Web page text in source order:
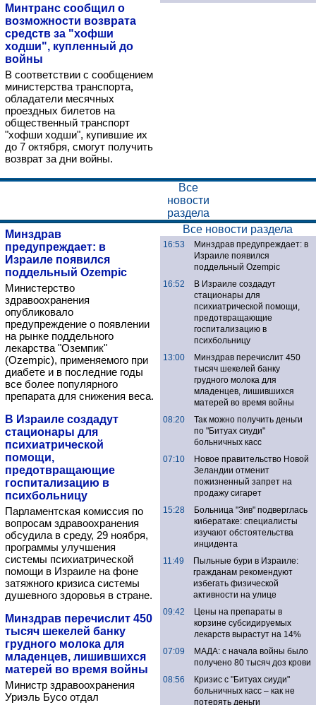
Минтранс сообщил о
возможности возврата
средств за "хофши
ходши", купленный до
войны
В соответствии с сообщением
министерства транспорта,
обладатели месячных
проездных билетов на
общественный транспорт
"хофши ходши", купившие их
до 7 октября, смогут получить
возврат за дни войны.
Все
новости
раздела
Минздрав
предупреждает: в
Израиле появился
поддельный Ozempic
Министерство
здравоохранения
опубликовало
предупреждение о появлении
на рынке поддельного
лекарства "Оземпик"
(Ozempic), применяемого при
диабете и в последние годы
все более популярного
препарата для снижения веса.
В Израиле создадут
стационары для
психиатрической
помощи,
предотвращающие
госпитализацию в
психбольницу
Парламентская комиссия по
вопросам здравоохранения
обсудила в среду, 29 ноября,
программы улучшения
системы психиатрической
помощи в Израиле на фоне
затяжного кризиса системы
душевного здоровья в стране.
Минздрав перечислит 450
тысяч шекелей банку
грудного молока для
младенцев, лишившихся
матерей во время войны
Министр здравоохранения
Уриэль Бусо отдал
Все новости раздела
16:53
Минздрав предупреждает: в
Израиле появился
поддельный Ozempic
16:52
В Израиле создадут
стационары для
психиатрической помощи,
предотвращающие
госпитализацию в
психбольницу
13:00
Минздрав перечислит 450
тысяч шекелей банку
грудного молока для
младенцев, лишившихся
матерей во время войны
08:20
Так можно получить деньги
по "Битуах сиуди"
больничных касс
07:10
Новое правительство Новой
Зеландии отменит
пожизненный запрет на
продажу сигарет
15:28
Больница "Зив" подверглась
кибератаке: специалисты
изучают обстоятельства
инцидента
11:49
Пыльные бури в Израиле:
гражданам рекомендуют
избегать физической
активности на улице
09:42
Цены на препараты в
корзине субсидируемых
лекарств вырастут на 14%
07:09
МАДА: с начала войны было
получено 80 тысяч доз крови
08:56
Кризис с "Битуах сиуди"
больничных касс – как не
потерять деньги